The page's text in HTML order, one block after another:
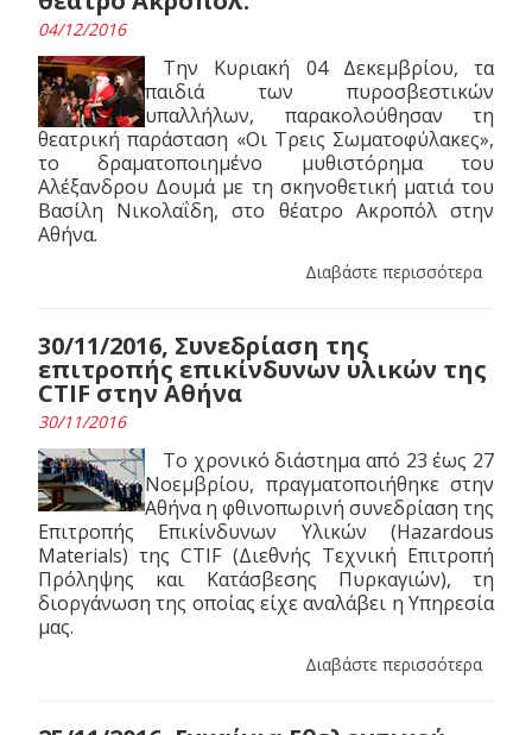
04/12/2016
Την Κυριακή 04 Δεκεμβρίου, τα
παιδιά των πυροσβεστικών
υπαλλήλων, παρακολούθησαν τη
θεατρική παράσταση «Οι Τρεις Σωματοφύλακες»,
το δραματοποιημένο μυθιστόρημα του
Αλέξανδρου Δουμά με τη σκηνοθετική ματιά του
Βασίλη Νικολαΐδη, στο θέατρο Ακροπόλ στην
Αθήνα.
Διαβάστε περισσότερα
30/11/2016, Συνεδρίαση της
επιτροπής επικίνδυνων υλικών της
CTIF στην Αθήνα
30/11/2016
Το χρονικό διάστημα από 23 έως 27
Νοεμβρίου, πραγματοποιήθηκε στην
Αθήνα η φθινοπωρινή συνεδρίαση της
Επιτροπής Επικίνδυνων Υλικών (Hazardous
Materials) της CTIF (Διεθνής Τεχνική Επιτροπή
Πρόληψης και Κατάσβεσης Πυρκαγιών), τη
διοργάνωση της οποίας είχε αναλάβει η Υπηρεσία
μας.
Διαβάστε περισσότερα